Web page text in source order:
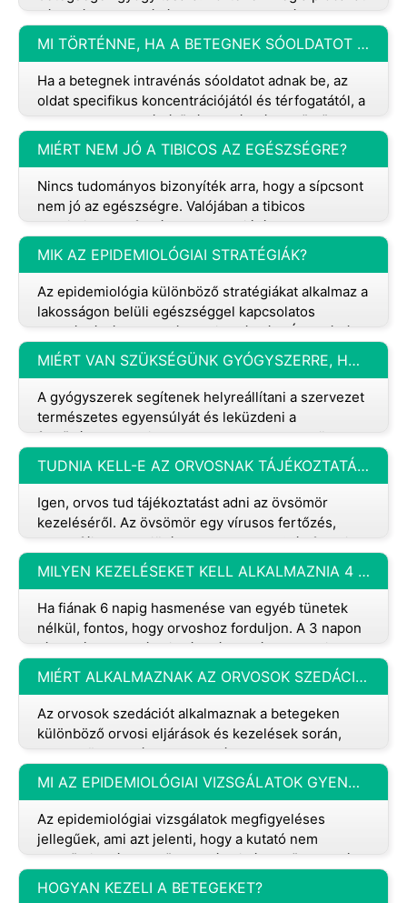
vérontásra használták, ez a gyakorlat már nem
tekinthető hatékonynak.
MI TÖRTÉNNE, HA A BETEGNEK SÓOLDATOT TARTALMAZÓ INTRAVÉNÁS INJEKCIÓT ADNÁNAK BE?
Ha a betegnek intravénás sóoldatot adnak be, az
oldat specifikus koncentrációjától és térfogatától, a
beteg alapbetegségétől és egyéb tényezőktől
függően többféle hatás i
MIÉRT NEM JÓ A TIBICOS AZ EGÉSZSÉGRE?
Nincs tudományos bizonyíték arra, hogy a sípcsont
nem jó az egészségre. Valójában a tibicos
probiotikumok forrása, amelyek jótékony
baktériumok, amelyek elősegíthetik a b
MIK AZ EPIDEMIOLÓGIAI STRATÉGIÁK?
Az epidemiológia különböző stratégiákat alkalmaz a
lakosságon belüli egészséggel kapcsolatos
problémák és betegségek vizsgálatára. Íme néhány
kulcsfontosságú epidemiológi
MIÉRT VAN SZÜKSÉGÜNK GYÓGYSZERRE, HOGY JOBBAN ÉREZZÜK MAGUNKAT BETEGEN?
A gyógyszerek segítenek helyreállítani a szervezet
természetes egyensúlyát és leküzdeni a
fertőzéseket. Amikor betegek vagyunk, testünk
kibillent az egyensúlyból. Ezt s
TUDNIA KELL-E AZ ORVOSNAK TÁJÉKOZTATÁST ADNI AZ ÖVSÖMÖR KEZELÉSÉRŐL?
Igen, orvos tud tájékoztatást adni az övsömör
kezeléséről. Az övsömör egy vírusos fertőzés,
amely fájdalmas kiütéseket okoz. Az 50 év felettiek,
a legyengült immunrendsze
MILYEN KEZELÉSEKET KELL ALKALMAZNIA 4 ÉVES KISFIÁNAK, AKINEK 6 NAPJA HASMENÉSE VAN EGYÉB TÜNETEK, PÉLDÁUL KISZÁRADÁS VAGY LÁZ ÉS AGGODALOM NÉLKÜL?
Ha fiának 6 napig hasmenése van egyéb tünetek
nélkül, fontos, hogy orvoshoz forduljon. A 3 napon
túl tartó hasmenés kiszáradáshoz és elektrolit-
egyensúlyzavarokhoz vezeth
MIÉRT ALKALMAZNAK AZ ORVOSOK SZEDÁCIÓT A BETEGEKEN?
Az orvosok szedációt alkalmaznak a betegeken
különböző orvosi eljárások és kezelések során,
hogy csökkentsék a szorongást,
kényelmetlenséget vagy fájdalmat, és megkönnyítMI AZ EPIDEMIOLÓGIAI VIZSGÁLATOK GYENGESÉGE?
Az epidemiológiai vizsgálatok megfigyeléses
jellegűek, ami azt jelenti, hogy a kutató nem
ellenőrzi a résztvevők kockázati tényezőnek való
kitettségét. Ez zavaró változók
HOGYAN KEZELI A BETEGEKET?